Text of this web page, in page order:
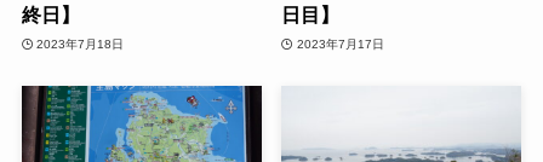
終日】
2023年7月18日
日目】
2023年7月17日